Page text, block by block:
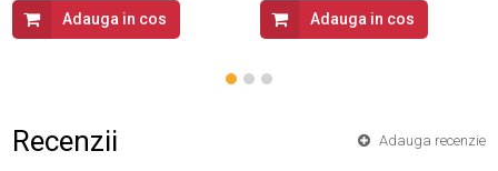
Adauga in cos Adauga in cos
Recenzii Adauga recenzie